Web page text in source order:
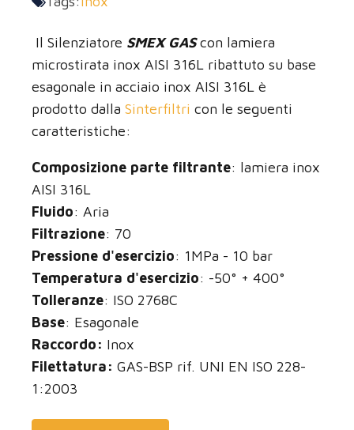
Il Silenziatore SMEX GAScon lamiera
microstirata inox AISI 316L ribattuto su base
esagonale in acciaio inox AISI 316L è
prodotto dalla Sinterfiltri con le seguenti
caratteristiche:
Composizione parte filtrante: lamiera inox
AISI 316L
Fluido: Aria
Filtrazione: 70
Pressione d'esercizio: 1MPa - 10 bar
Temperatura d'esercizio: -50° + 400°
Tolleranze: ISO 2768C
Base: Esagonale
Raccordo: Inox
Filettatura: GAS-BSP rif. UNI EN ISO 228-
1:2003